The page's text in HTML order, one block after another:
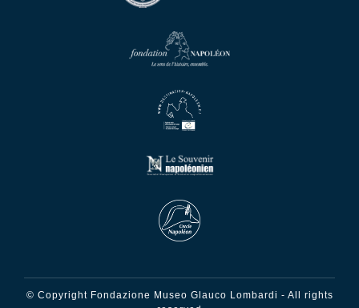
© Copyright Fondazione Museo Glauco Lombardi - All rights